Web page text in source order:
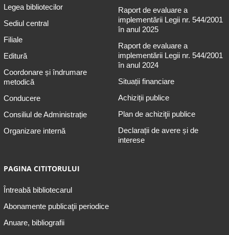
Legea bibliotecilor
Sediul central
Filiale
Editură
Coordonare și îndrumare
metodică
Conducere
Consiliul de Administrație
Organizare internă
Raport de evaluare a
implementării Legii nr. 544/2001
în anul 2025
Raport de evaluare a
implementării Legii nr. 544/2001
în anul 2024
Situații financiare
Achiziții publice
Plan de achiziţii publice
Declarații de avere și de
interese
PAGINA CITITORULUI
Întreabă bibliotecarul
Abonamente publicaţii periodice
Anuare, bibliografii